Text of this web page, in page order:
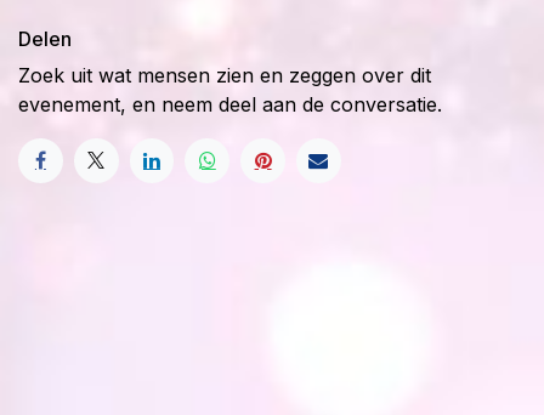
Delen
Zoek uit wat mensen zien en zeggen over dit
evenement, en neem deel aan de conversatie.